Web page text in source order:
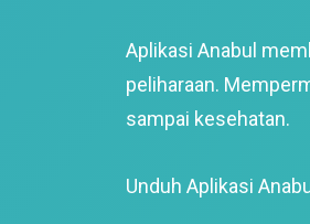
Aplikasi Anabul
peliharaan.
sampai kesehatan.
Unduh Aplikasi